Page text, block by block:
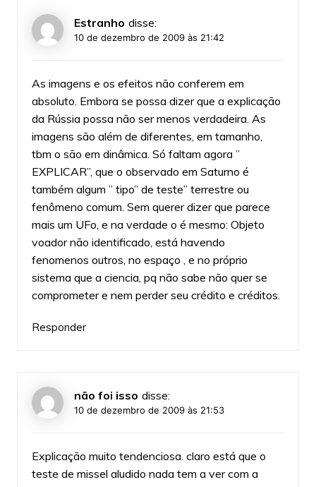
Estranho disse:
10 de dezembro de 2009 às 21:42
As imagens e os efeitos não conferem em
absoluto. Embora se possa dizer que a explicação
da Rússia possa não ser menos verdadeira. As
imagens são além de diferentes, em tamanho,
tbm o são em dinâmica. Só faltam agora ”
EXPLICAR”, que o observado em Saturno é
também algum ” tipo” de teste” terrestre ou
fenômeno comum. Sem querer dizer que parece
mais um UFo, e na verdade o é mesmo: Objeto
voador não identificado, está havendo
fenomenos outros, no espaço , e no próprio
sistema que a ciencia, pq não sabe não quer se
comprometer e nem perder seu crédito e créditos.
Responder
não foi isso disse:
10 de dezembro de 2009 às 21:53
Explicação muito tendenciosa. claro está que o
teste de missel aludido nada tem a ver com a